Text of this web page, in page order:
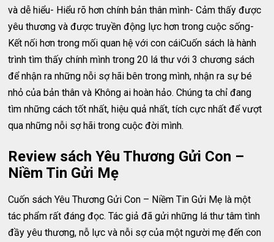
và dễ hiểu- Hiểu rõ hơn chính bản thân mình- Cảm thấy được
yêu thương và được truyền động lực hơn trong cuộc sống-
Kết nối hơn trong mối quan hệ với con cáiCuốn sách là hành
trình tìm thấy chính mình trong 20 lá thư với 3 chương sách
để nhận ra những nỗi sợ hãi bên trong mình, nhận ra sự bé
nhỏ của bản thân và Không ai hoàn hảo. Chúng ta chỉ đang
tìm những cách tốt nhất, hiệu quả nhất, tích cực nhất để vượt
qua những nỗi sợ hãi trong cuộc đời mình.
Review sách Yêu Thương Gửi Con –
Niềm Tin Gửi Mẹ
Cuốn sách Yêu Thương Gửi Con – Niềm Tin Gửi Mẹ là một
tác phẩm rất đáng đọc. Tác giả đã gửi những lá thư tâm tình
đầy yêu thương, nỗ lực và nỗi sợ của một người mẹ đến con